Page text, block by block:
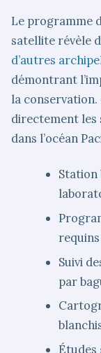
Le programme
satellite révèle
d’autres
démontrant
la
directement
dans l’océan
Station
Suivi
par
Études